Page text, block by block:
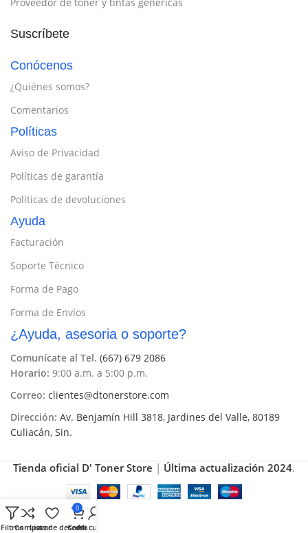
Suscríbete
Conócenos
¿Quiénes somos?
Comentarios
Políticas
Aviso de Privacidad
Políticas de garantía
Políticas de devoluciones
Ayuda
Facturación
Soporte Técnico
Forma de Pago
Forma de Envíos
¿Ayuda, asesoria o soporte?
Comunícate al Tel. (667) 679 2086
Horario: 9:00 a.m. a 5:00 p.m.
Correo: clientes@dtonerstore.com
Dirección: Av. Benjamín Hill 3818, Jardines del Valle, 80189
Culiacán, Sin.
Tienda oficial D' Toner Store | Última actualización 2024.
FiltrosComparar
Lista de deseos
0
CarroMi cuenta